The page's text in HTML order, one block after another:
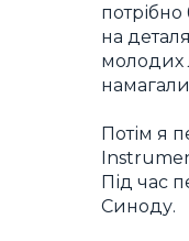
на
молодих
Потім я
Під час
Синоду.